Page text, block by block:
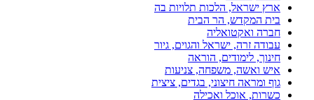
ארץ ישראל, הלכות תלויות בה
בית המקדש, הר הבית
חברה ואקטואליה
עבודה זרה, ישראל והגוים, גיור
חינוך, לימודים, הוראה
איש ואשה, משפחה, צניעות
גוף ומראה חיצוני, בגדים, ציצית
כשרות, אוכל ואכילה